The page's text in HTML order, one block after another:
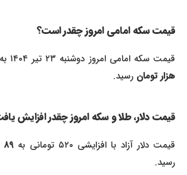
قیمت سکه امامی امروز چقدر است؟
قیمت سکه امامی امروز دوشنبه ۲۳ تیر ۱۴۰۴ به
هزار تومانرسید.
قیمت دلار، طلا و سکه امروز چقدر افزایش یافت؟
قیمت دلار آزاد با افزایشی ۵۲۰ تومانی به
۸۹ هزار و ۴۲۰ تومان
رسید.